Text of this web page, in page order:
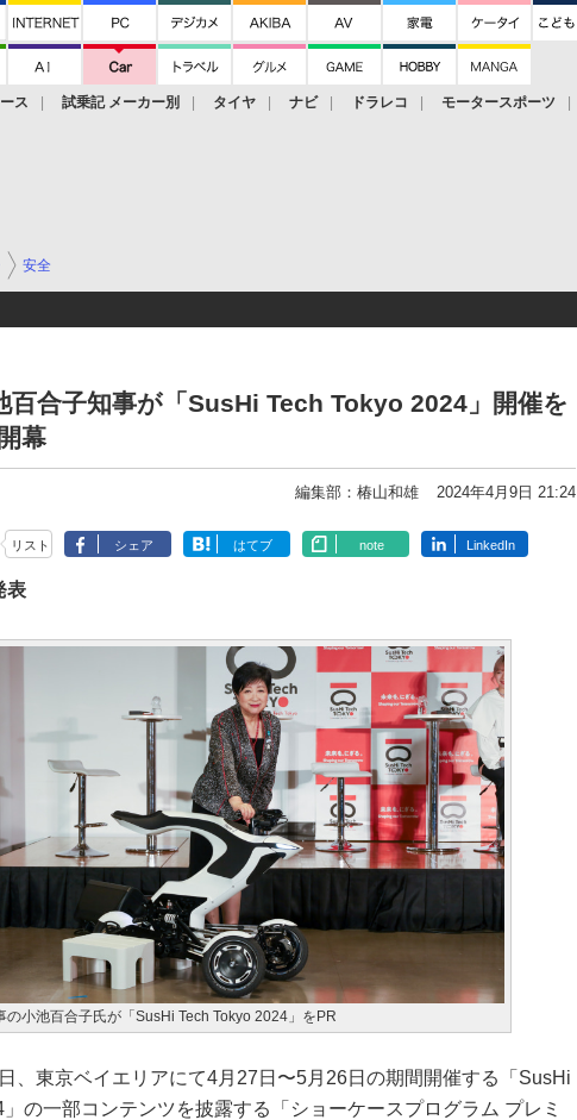
ス 試乗記 メーカー別 タイヤ ナビ ドラレコ モータースポーツ
安全
百合子知事が「SusHi Tech Tokyo 2024」開催を
幕
編集部：椿山和雄 2024年4月9日 21:24
リスト シェア はてブ note LinkedIn
表
の小池百合子氏が「SusHi Tech Tokyo 2024」をPR
、東京ベイエリアにて4月27日〜5月26日の期間開催する「SusHi
」の一部コンテンツを披露する「ショーケースプログラム プレミ